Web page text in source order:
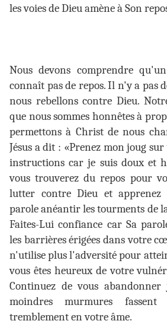
les voies de Dieu amène à Son
Nous devons comprendre
connaît pas de repos. Il n'y a pas
nous rebellons contre Dieu.
que nous sommes honnêtes à
permettons à Christ de nous
Jésus a dit : «Prenez mon joug sur
instructions car je suis doux et
vous trouverez du repos pour
lutter contre Dieu et apprenez
parole anéantir les tourments de
Faites-Lui confiance car Sa
les barrières érigées dans votre
n'utilise plus l'adversité pour
vous êtes heureux de votre
Continuez de vous abandonner
moindres murmures
tremblement en votre âme.